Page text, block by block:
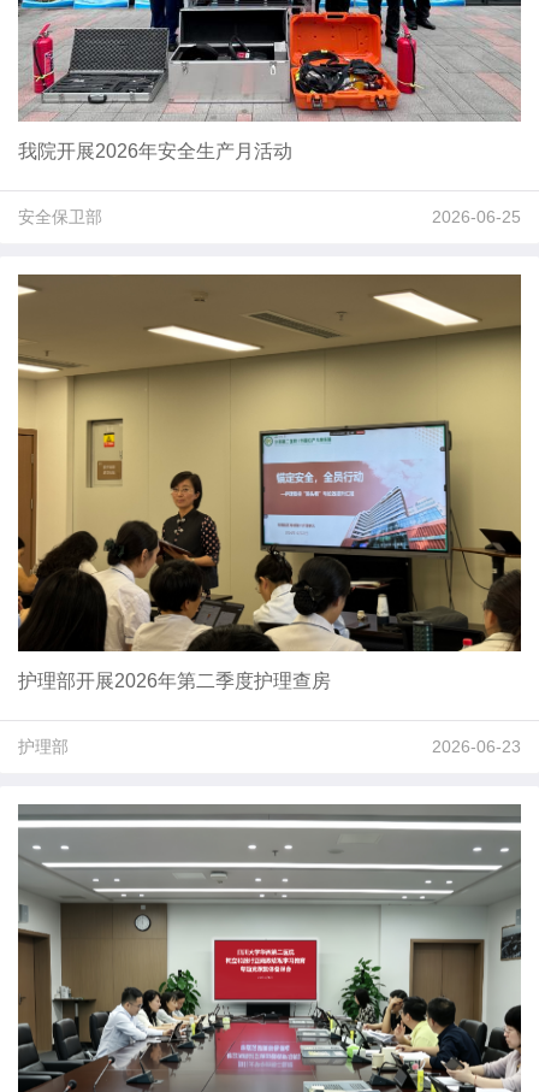
我院开展2026年安全生产月活动
安全保卫部 2026-06-25
护理部开展2026年第二季度护理查房
护理部 2026-06-23